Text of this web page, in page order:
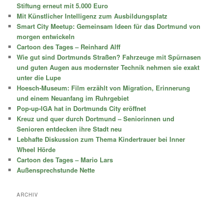
Stiftung erneut mit 5.000 Euro
Mit Künstlicher Intelligenz zum Ausbildungsplatz
Smart City Meetup: Gemeinsam Ideen für das Dortmund von
morgen entwickeln
Cartoon des Tages – Reinhard Alff
Wie gut sind Dortmunds Straßen? Fahrzeuge mit Spürnasen
und guten Augen aus modernster Technik nehmen sie exakt
unter die Lupe
Hoesch-Museum: Film erzählt von Migration, Erinnerung
und einem Neuanfang im Ruhrgebiet
Pop-up-IGA hat in Dortmunds City eröffnet
Kreuz und quer durch Dortmund – Seniorinnen und
Senioren entdecken ihre Stadt neu
Lebhafte Diskussion zum Thema Kindertrauer bei Inner
Wheel Hörde
Cartoon des Tages – Mario Lars
Außensprechstunde Nette
ARCHIV